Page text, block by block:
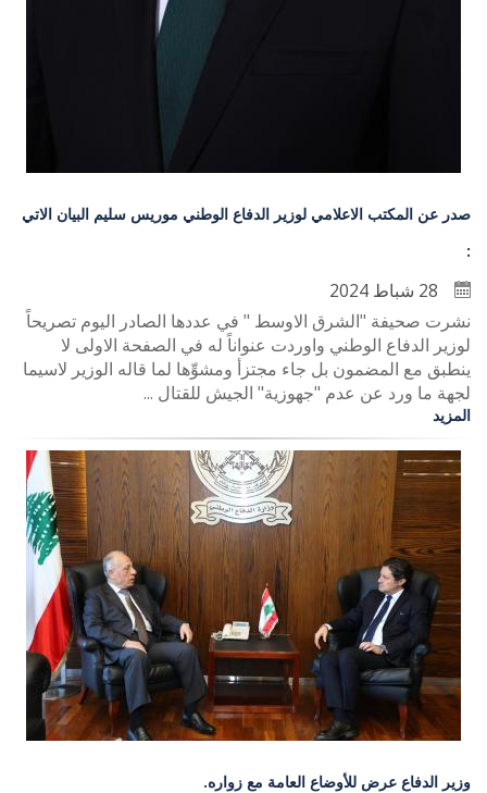
صدر عن المكتب الاعلامي لوزير الدفاع الوطني موريس سليم البيان الاتي
:
نشرت صحيفة "الشرق الاوسط " في عددها الصادر اليوم تصريحاً
لوزير الدفاع الوطني واوردت عنواناً له في الصفحة الاولى لا
ينطبق مع المضمون بل جاء مجتزأ ومشوِّها لما قاله الوزير لاسيما
لجهة ما ورد عن عدم "جهوزية" الجيش للقتال ...
المزيد
وزير الدفاع عرض للأوضاع العامة مع زواره.